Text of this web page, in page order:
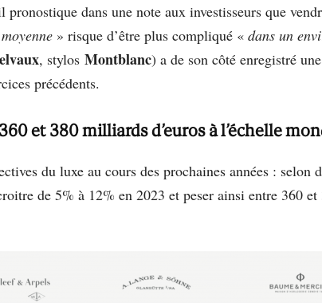
pronostique dans une note aux investisseurs que
» risque d’être plus compliqué « dans un
, stylos Montblanc) a de son côté enregistré
précédents.
et 380 milliards d’euros à l’échelle
du luxe au cours des prochaines années : selon
de 5% à 12% en 2023 et peser ainsi entre 360